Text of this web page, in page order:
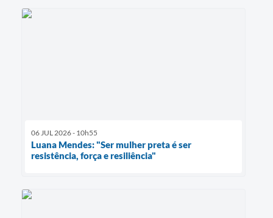
06 JUL 2026 - 10h55
Luana Mendes: "Ser mulher preta é ser
resistência, força e resiliência"